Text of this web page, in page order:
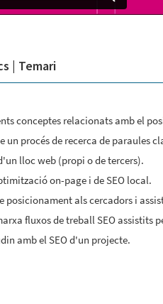
| Temari
conceptes relacionats amb el
un procés de recerca de paraules
lloc web (propi o de tercers).
on-page i de SEO local.
posicionament als cercadors i
fluxos de treball SEO assistits
amb el SEO d'un projecte.